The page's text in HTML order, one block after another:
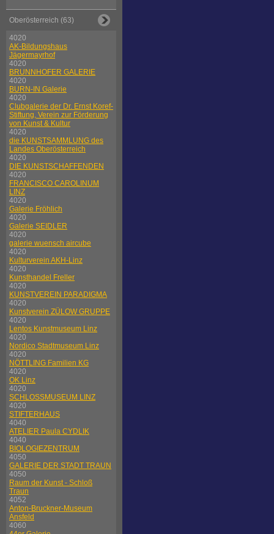
Oberösterreich (63)
4020
AK-Bildungshaus
Jägermayrhof
4020
BRUNNHOFER GALERIE
4020
BURN-IN Galerie
4020
Clubgalerie der Dr. Ernst Koref-
Stiftung, Verein zur Förderung
von Kunst & Kultur
4020
die KUNSTSAMMLUNG des
Landes Oberösterreich
4020
DIE KUNSTSCHAFFENDEN
4020
FRANCISCO CAROLINUM
LINZ
4020
Galerie Fröhlich
4020
Galerie SEIDLER
4020
galerie wuensch aircube
4020
Kulturverein AKH-Linz
4020
Kunsthandel Freller
4020
KUNSTVEREIN PARADIGMA
4020
Kunstverein ZÜLOW GRUPPE
4020
Lentos Kunstmuseum Linz
4020
Nordico Stadtmuseum Linz
4020
NÖTTLING Familien KG
4020
OK Linz
4020
SCHLOSSMUSEUM LINZ
4020
STIFTERHAUS
4040
ATELIER Paula CYDLIK
4040
BIOLOGIEZENTRUM
4050
GALERIE DER STADT TRAUN
4050
Raum der Kunst - Schloß
Traun
4052
Anton-Bruckner-Museum
Ansfeld
4060